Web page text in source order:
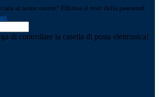
al nome utente? Effettua il reset della password
di controllare la casella di posta elettronica!